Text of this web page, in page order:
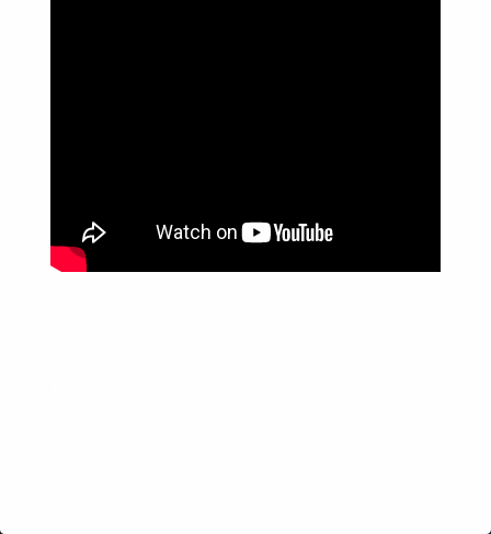
rodrigolimajornalista1978@gmail.com
WhatsApp: (17) 99268-0565